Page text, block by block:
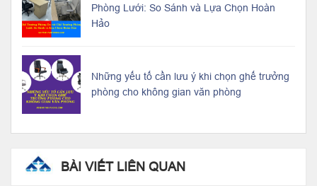
Phòng Lưới: So Sánh và Lựa Chọn Hoàn
Hảo
Những yếu tố cần lưu ý khi chọn ghế trưởng
phòng cho không gian văn phòng
BÀI VIẾT LIÊN QUAN